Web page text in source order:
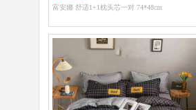
富安娜 舒适1+1枕头芯一对 74*48cm